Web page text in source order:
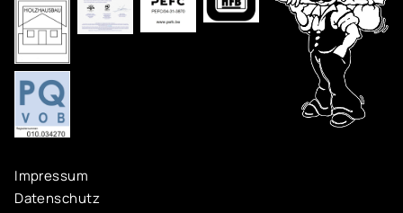
Impressum
Datenschutz